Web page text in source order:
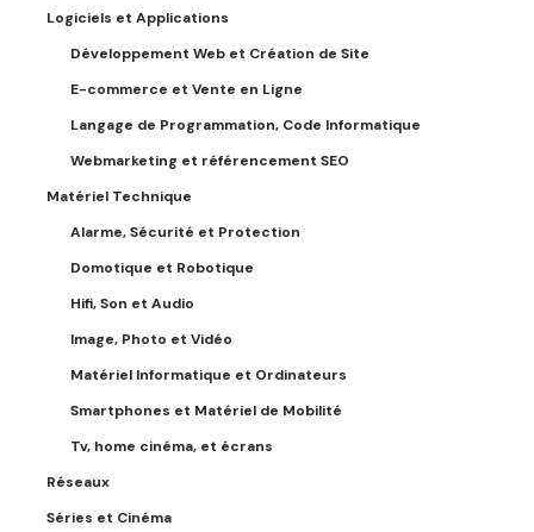
Logiciels et Applications
Développement Web et Création de Site
E-commerce et Vente en Ligne
Langage de Programmation, Code Informatique
Webmarketing et référencement SEO
Matériel Technique
Alarme, Sécurité et Protection
Domotique et Robotique
Hifi, Son et Audio
Image, Photo et Vidéo
Matériel Informatique et Ordinateurs
Smartphones et Matériel de Mobilité
Tv, home cinéma, et écrans
Réseaux
Séries et Cinéma